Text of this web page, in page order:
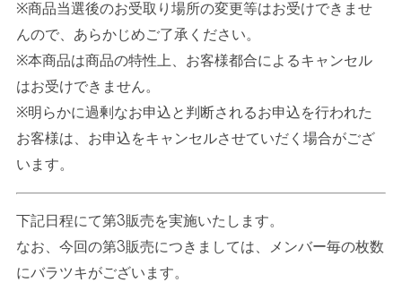
※商品当選後のお受取り場所の変更等はお受けできませ
んので、あらかじめご了承ください。
※本商品は商品の特性上、お客様都合によるキャンセル
はお受けできません。
※明らかに過剰なお申込と判断されるお申込を行われた
お客様は、お申込をキャンセルさせていだく場合がござ
います。
下記日程にて第3販売を実施いたします。
なお、今回の第3販売につきましては、メンバー毎の枚数
にバラツキがございます。